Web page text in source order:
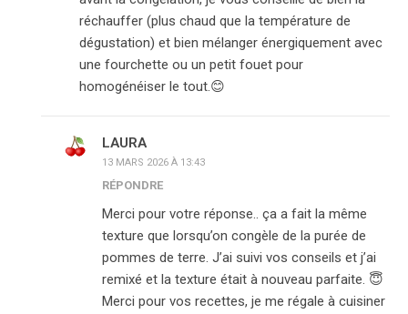
réchauffer (plus chaud que la température de
dégustation) et bien mélanger énergiquement avec
une fourchette ou un petit fouet pour
homogénéiser le tout.😊
LAURA
13 MARS 2026 À 13:43
RÉPONDRE
Merci pour votre réponse.. ça a fait la même
texture que lorsqu’on congèle de la purée de
pommes de terre. J’ai suivi vos conseils et j’ai
remixé et la texture était à nouveau parfaite. 😇
Merci pour vos recettes, je me régale à cuisiner